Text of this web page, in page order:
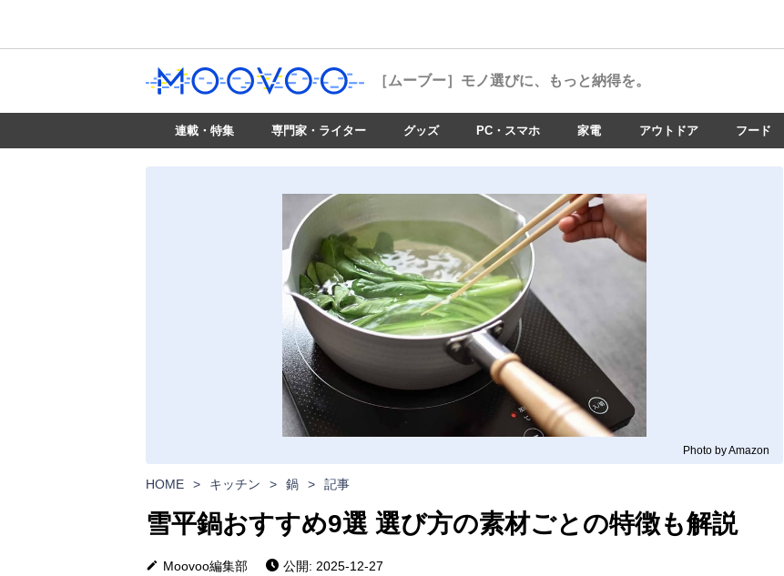
［ムーブー］ モノ選びに、もっと納得を。
連載・特集 専門家・ライター グッズ PC・スマホ 家電 アウトドア フード
Photo by Amazon
HOME > キッチン > 鍋 > 記事
雪平鍋おすすめ9選 選び方の素材ごとの特徴も解説
Moovoo編集部
公開: 2025-12-27